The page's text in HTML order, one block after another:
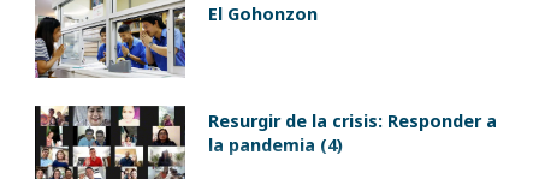
El Gohonzon
Resurgir de la crisis: Responder a
la pandemia (4)